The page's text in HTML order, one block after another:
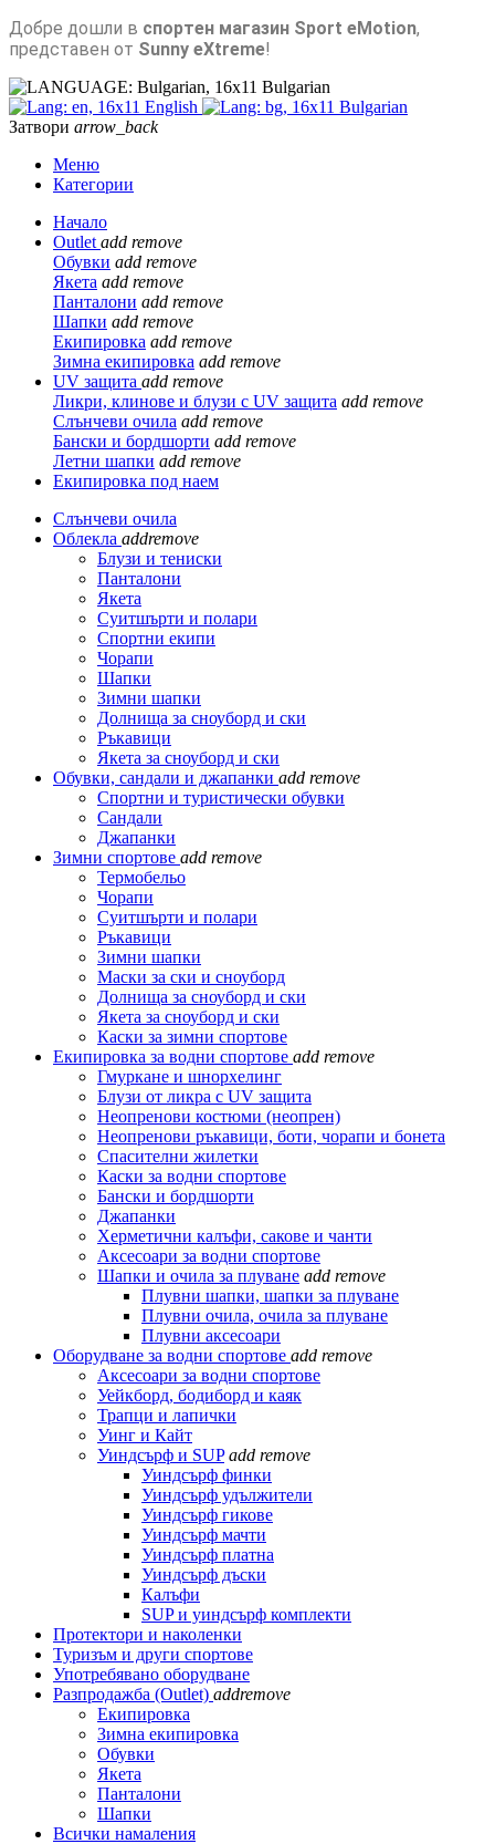
Добре дошли в спортен магазин Sport eMotion,
представен от Sunny eXtreme!
Bulgarian
English
Bulgarian
Затвори arrow_back
Меню
Категории
Начало
Outlet add remove
Обувки add remove
Якета add remove
Панталони add remove
Шапки add remove
Екипировка add remove
Зимна екипировка add remove
UV защита add remove
Ликри, клинове и блузи с UV защита add remove
Слънчеви очила add remove
Бански и бордшорти add remove
Летни шапки add remove
Екипировка под наем
Слънчеви очила
Облекла addremove
Блузи и тениски
Панталони
Якета
Суитшърти и полари
Спортни екипи
Чорапи
Шапки
Зимни шапки
Долнища за сноуборд и ски
Ръкавици
Якета за сноуборд и ски
Обувки, сандали и джапанки add remove
Спортни и туристически обувки
Сандали
Джапанки
Зимни спортове add remove
Термобельо
Чорапи
Суитшърти и полари
Ръкавици
Зимни шапки
Маски за ски и сноуборд
Долнища за сноуборд и ски
Якета за сноуборд и ски
Каски за зимни спортове
Екипировка за водни спортове add remove
Гмуркане и шнорхелинг
Блузи от ликра с UV защита
Неопренови костюми (неопрен)
Неопренови ръкавици, боти, чорапи и бонета
Спасителни жилетки
Каски за водни спортове
Бански и бордшорти
Джапанки
Херметични калъфи, сакове и чанти
Аксесоари за водни спортове
Шапки и очила за плуване add remove
Плувни шапки, шапки за плуване
Плувни очила, очила за плуване
Плувни аксесоари
Оборудване за водни спортове add remove
Аксесоари за водни спортове
Уейкборд, бодиборд и каяк
Трапци и лапички
Уинг и Кайт
Уиндсърф и SUP add remove
Уиндсърф финки
Уиндсърф удължители
Уиндсърф гикове
Уиндсърф мачти
Уиндсърф платна
Уиндсърф дъски
Калъфи
SUP и уиндсърф комплекти
Протектори и наколенки
Туризъм и други спортове
Употребявано оборудване
Разпродажба (Outlet) addremove
Екипировка
Зимна екипировка
Обувки
Якета
Панталони
Шапки
Всички намаления